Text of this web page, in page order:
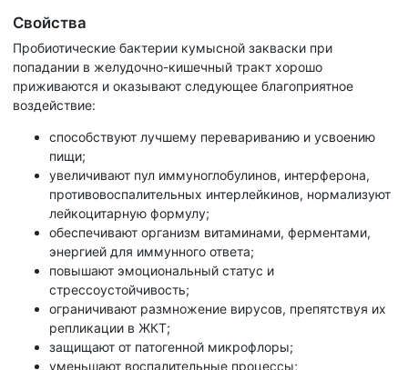
Свойства
Пробиотические бактерии кумысной закваски при
попадании в желудочно-кишечный тракт хорошо
приживаются и оказывают следующее благоприятное
воздействие:
способствуют лучшему перевариванию и усвоению
пищи;
увеличивают пул иммуноглобулинов, интерферона,
противовоспалительных интерлейкинов, нормализуют
лейкоцитарную формулу;
обеспечивают организм витаминами, ферментами,
энергией для иммунного ответа;
повышают эмоциональный статус и
стрессоустойчивость;
ограничивают размножение вирусов, препятствуя их
репликации в ЖКТ;
защищают от патогенной микрофлоры;
уменьшают воспалительные процессы;